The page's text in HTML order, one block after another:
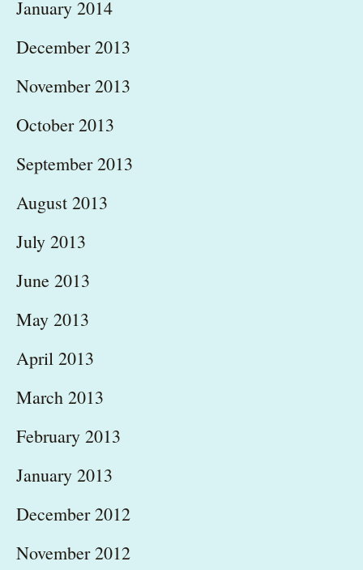
January 2014
December 2013
November 2013
October 2013
September 2013
August 2013
July 2013
June 2013
May 2013
April 2013
March 2013
February 2013
January 2013
December 2012
November 2012